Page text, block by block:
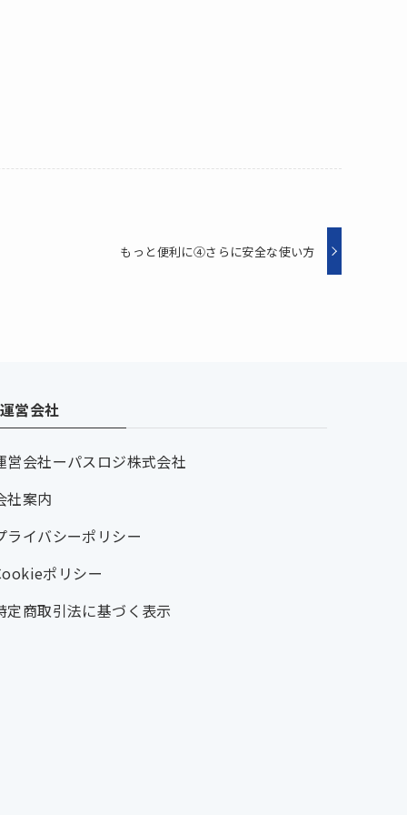
もっと便利に④さらに安全な使い方
運営会社
営会社ーパスロジ株式会社
社案内
ライバシーポリシー
ポリシー
定商取引法に基づく表示